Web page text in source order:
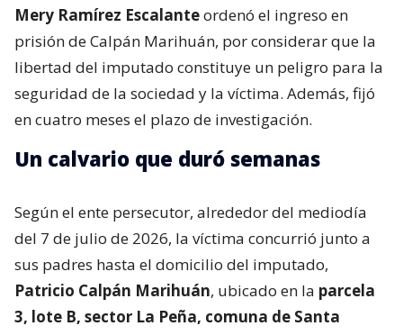
Mery Ramírez Escalanteordenó el ingreso en
prisión de Calpán Marihuán, por considerar que la
libertad del imputado constituye un peligro para la
seguridad de la sociedad y la víctima. Además, fijó
en cuatro meses el plazo de investigación.
Un calvario que duró semanas
Según el ente persecutor, alrededor del mediodía
del 7 de julio de 2026, la víctima concurrió junto a
sus padres hasta el domicilio del imputado,
Patricio Calpán Marihuán, ubicado en la parcela
3, lote B, sector La Peña, comuna de Santa